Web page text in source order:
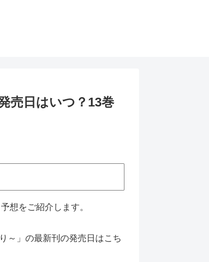
売日はいつ？13巻
想をご紹介します。
～」の最新刊の発売日はこち